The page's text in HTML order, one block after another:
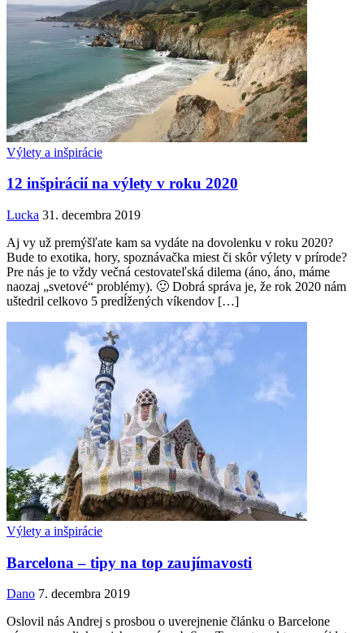
Výlety a inšpirácie
12 inšpirácií na výlety v roku 2020
Lucka 31. decembra 2019
Aj vy už premýšľate kam sa vydáte na dovolenku v roku 2020?
Bude to exotika, hory, spoznávačka miest či skôr výlety v prírode?
Pre nás je to vždy večná cestovateľská dilema (áno, áno, máme
naozaj „svetové“ problémy). 🙂 Dobrá správa je, že rok 2020 nám
uštedril celkovo 5 predĺžených víkendov […]
Výlety a inšpirácie
Barcelona – tipy na top zaujímavosti
Dano 7. decembra 2019
Oslovil nás Andrej s prosbou o uverejnenie článku o Barcelone